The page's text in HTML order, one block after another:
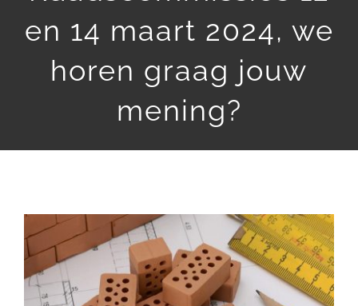
DOE MEE
en 14 maart 2024, we
horen graag jouw
mening?
Bekijk
grotere
afbeelding